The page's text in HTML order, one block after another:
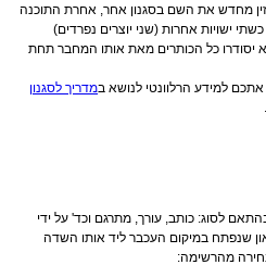
מחדש את השם בסגנון אחר, אחרת התוכנה
ישויות אחרות (שני יוצרים נפרדים)
יסודרו כל הכותרים מאת אותו המחבר תחת
אתכם למידע הרלוונטי לנושא במדריך לסגנון
בהתאם לסוג: כותב, עורך, מתרגם וכד' על ידי
שנפתח במיקום העכבר ליד אותו השדה
מהרשימה: